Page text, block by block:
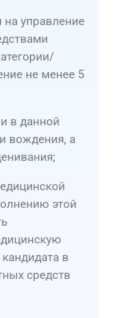
управление
не менее 5
в данной
вождения, а
этой
в
средств